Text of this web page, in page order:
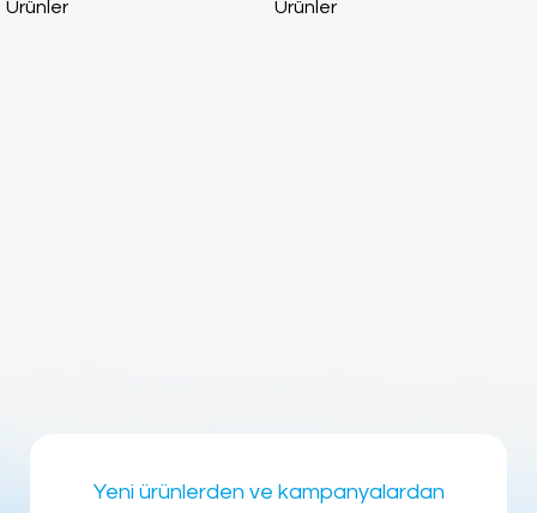
Ürünler
Ürünler
Yeni ürünlerden ve kampanyalardan